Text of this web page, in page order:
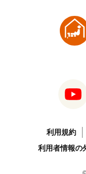
利用規約
利用者情報の